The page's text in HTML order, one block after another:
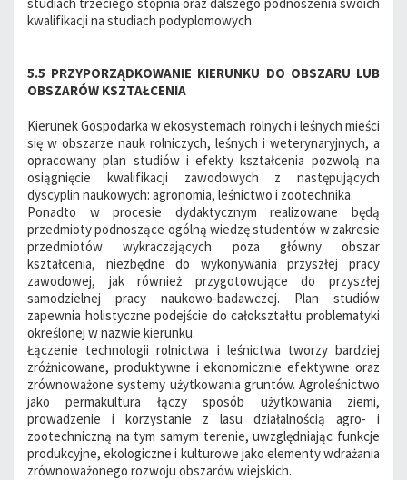
kwalifikacji na studiach podyplomowych.
5.5 PRZYPORZĄDKOWANIE KIERUNKU DO OBSZARU LUB
OBSZARÓW KSZTAŁCENIA
Kierunek Gospodarka w ekosystemach rolnych i leśnych mieści
się w obszarze nauk rolniczych, leśnych i weterynaryjnych, a
opracowany plan studiów i efekty kształcenia pozwolą na
osiągnięcie kwalifikacji zawodowych z następujących
dyscyplin naukowych: agronomia, leśnictwo i zootechnika.
Ponadto w procesie dydaktycznym realizowane będą
przedmioty podnoszące ogólną wiedzę studentów w zakresie
przedmiotów wykraczających poza główny obszar
kształcenia, niezbędne do wykonywania przyszłej pracy
zawodowej, jak również przygotowujące do przyszłej
samodzielnej pracy naukowo-badawczej. Plan studiów
zapewnia holistyczne podejście do całokształtu problematyki
określonej w nazwie kierunku.
Łączenie technologii rolnictwa i leśnictwa tworzy bardziej
zróżnicowane, produktywne i ekonomicznie efektywne oraz
zrównoważone systemy użytkowania gruntów. Agroleśnictwo
jako permakultura łączy sposób użytkowania ziemi,
prowadzenie i korzystanie z lasu działalnością agro- i
zootechniczną na tym samym terenie, uwzględniając funkcje
produkcyjne, ekologiczne i kulturowe jako elementy wdrażania
zrównoważonego rozwoju obszarów wiejskich.